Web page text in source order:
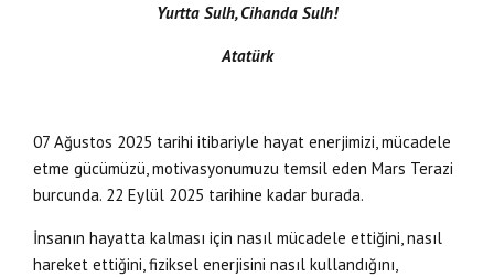
Yurtta Sulh, Cihanda Sulh!
Atatürk
07 Ağustos 2025 tarihi itibariyle hayat enerjimizi, mücadele
etme gücümüzü, motivasyonumuzu temsil eden Mars Terazi
burcunda. 22 Eylül 2025 tarihine kadar burada.
İnsanın hayatta kalması için nasıl mücadele ettiğini, nasıl
hareket ettiğini, fiziksel enerjisini nasıl kullandığını,